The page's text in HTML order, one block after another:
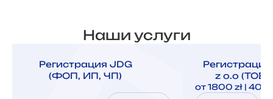
Наши услуги
Регистрация JDG
(ФОП, ИП, ЧП)
Регистрация
z o.o (ТОВ,
от 1800 zł | 400